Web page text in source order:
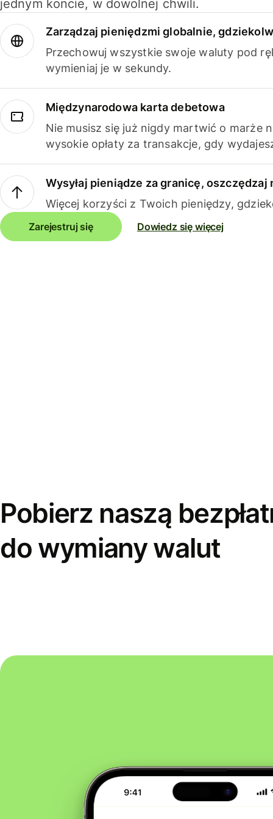
jednym koncie, w dowolnej chwili.
Zarządzaj pieniędzmi globalnie,
Przechowuj wszystkie swoje waluty pod
wymieniaj je w sekundy.
Międzynarodowa karta debetowa
Nie musisz się już nigdy martwić o marże
wysokie opłaty za transakcje, gdy
Wysyłaj pieniądze za granicę, oszczędzaj
Więcej korzyści z Twoich pieniędzy,
Zarejestruj się Dowiedz się więcej
Pobierz naszą
do wymiany walut